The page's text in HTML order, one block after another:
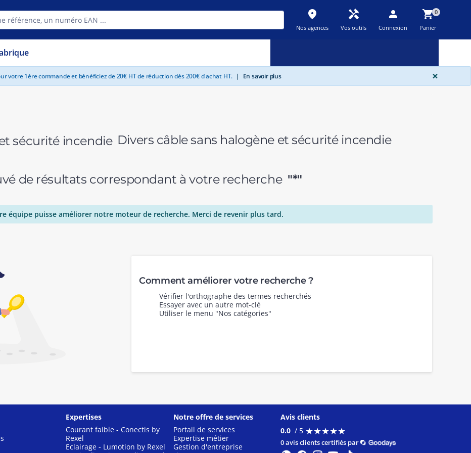
place
Nos agences
handyman
Vos outils
person
Connexion
shopping_cart0
Panier
votre 1ère commande et bénéficiez de 20€ HT de réduction dès 200€ d'achat HT. | En savoir plus ×
Divers câble sans halogène et sécurité incendie
de résultats correspondant à votre recherche "*"
équipe puisse améliorer notre moteur de recherche. Merci de revenir plus tard.
Comment améliorer votre recherche ?
Vérifier l'orthographe des termes recherchés
Essayer avec un autre mot-clé
Utiliser le menu "Nos catégories"
Expertises
Courant faible - Conectis by
Rexel
Eclairage - Lumotion by Rexel
Notre offre de services
Portail de services
Expertise métier
Gestion d'entreprise
Avis clients
0.0 / 5 ★★★★★
★★★★★
0 avis clients certifiés par